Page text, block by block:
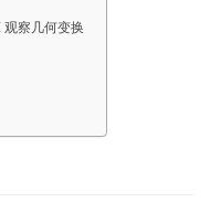
观察几何变换